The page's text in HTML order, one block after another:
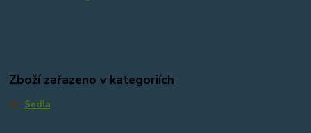
Zboží zařazeno v kategoriích
Sedla